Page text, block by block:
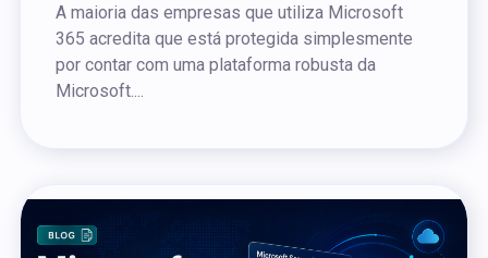
A maioria das empresas que utiliza Microsoft
365 acredita que está protegida simplesmente
por contar com uma plataforma robusta da
Microsoft....